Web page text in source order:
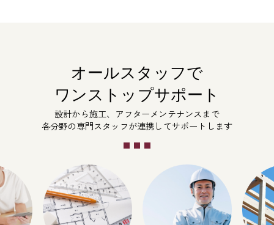
オールスタッフで
ワンストップサポート
設計から施工、アフターメンテナンスまで
各分野の専門スタッフが連携してサポートします